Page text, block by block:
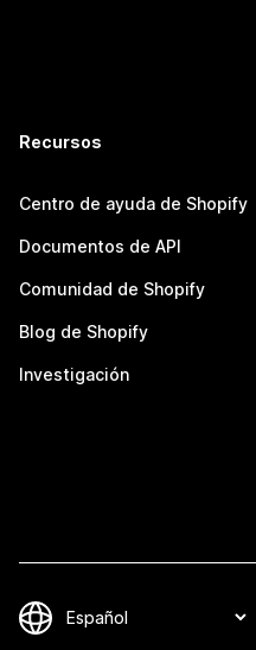
Recursos
Centro de ayuda de Shopify
Documentos de API
Comunidad de Shopify
Blog de Shopify
Investigación